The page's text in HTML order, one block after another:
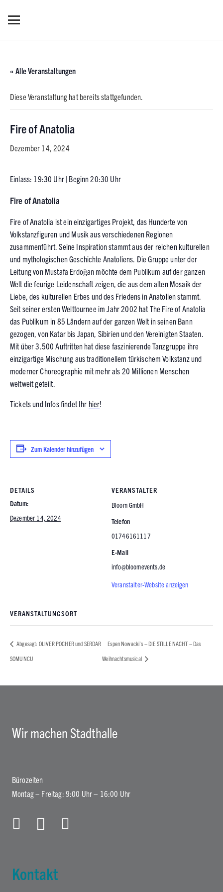
« Alle Veranstaltungen
Diese Veranstaltung hat bereits stattgefunden.
Fire of Anatolia
Dezember 14, 2024
Einlass: 19:30 Uhr | Beginn 20:30 Uhr
Fire of Anatolia
Fire of Anatolia ist ein einzigartiges Projekt, das Hunderte von
Volkstanzfiguren und Musik aus verschiedenen Regionen
zusammenführt. Seine Inspiration stammt aus der reichen kulturellen
und mythologischen Geschichte Anatoliens. Die Gruppe unter der
Leitung von Mustafa Erdoğan möchte dem Publikum auf der ganzen
Welt die feurige Leidenschaft zeigen, die aus dem alten Mosaik der
Liebe, des kulturellen Erbes und des Friedens in Anatolien stammt.
Seit seiner ersten Welttournee im Jahr 2002 hat The Fire of Anatolia
das Publikum in 85 Ländern auf der ganzen Welt in seinen Bann
gezogen, von Katar bis Japan, Sibirien und den Vereinigten Staaten.
Mit über 3.500 Auftritten hat diese faszinierende Tanzgruppe ihre
einzigartige Mischung aus traditionellem türkischem Volkstanz und
moderner Choreographie mit mehr als 20 Millionen Menschen
weltweit geteilt.
Tickets und Infos findet Ihr hier!
Zum Kalender hinzufügen
DETAILS
Datum:
Dezember 14, 2024
VERANSTALTER
Bloom GmbH
Telefon
01746161117
E-Mail
info@bloomevents.de
Veranstalter-Website anzeigen
VERANSTALTUNGSORT
Abgesagt: OLIVER POCHER und SERDAR
SOMUNCU
Espen Nowacki’s – DIE STILLE NACHT – Das
Weihnachtsmusical
Wir machen Stadthalle
Bürozeiten
Montag – Freitag: 9:00 Uhr – 16:00 Uhr
Kontakt